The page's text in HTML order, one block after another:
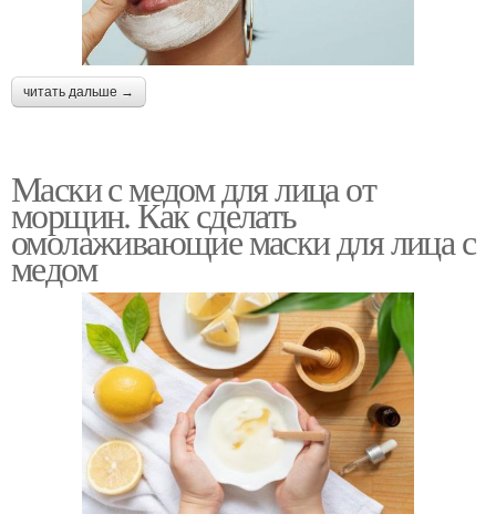
читать дальше →
Маски с медом для лица от
морщин. Как сделать
омолаживающие маски для лица с
медом